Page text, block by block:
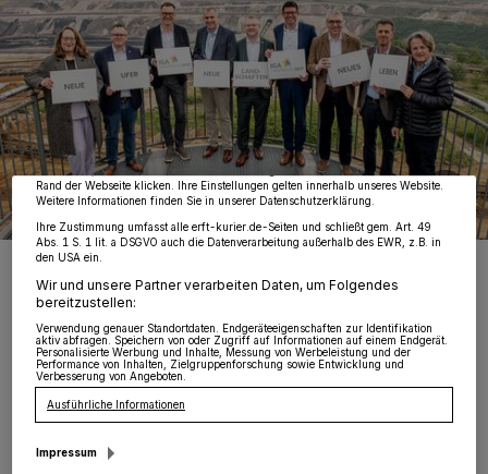
Mit Unterzeichnung des Durchführungsvertrages ist die
Internationale Gartenausstellung am Tagebau Garzweiler 2037
formell besiegelt. Von links: Claudia Schwan-Schmitz (Technische
Beigeordnete der Stadt Mönchengladbach), Sascha Solbach
(Bürgermeister von Bedburg), Dr. Achim Schloemer
(Geschäftsführer Deutsche Bundesgartenschau-Gesellschaft), Dr.
Philipp Zeimetz (Abteilungsleiter Genehmigungen und regionaler
Wandel RWE Power), der Bürgermeister von Jüchen Philipp Sieben,
Stephan Muckel (Bürgermeister von Erkelenz und
Verbandsvorsteher), Jürgen Frantzen (Bürgermeister der
Landgemeinde Titz), Volker Mielchen (Geschäftsführer
Mönchengladbach.
Wir und unsere
-Partner speichern und greifen auf personenbezogene Daten
wie Browserdaten oder eindeutige Kennungen auf Ihrem Gerät zu. Durch Auswahl
von OK aktivieren Sie Tracking-Technologien für die unter „Wir und unsere
Partner verarbeiten Daten, um Ihnen Dienste bereitzustellen“ aufgeführten
Zwecke. Wenn Tracker deaktiviert sind, sind manche Inhalte und Anzeigen
möglicherweise nicht mehr so relevant für Sie. Sie können dieses Menü jederzeit
wieder aufrufen, um Ihre Einstellungen zu ändern oder Ihre Einwilligung zu
widerrufen, indem Sie auf den Link Einstellungen oder Ablehnen am unteren
Rand der Webseite klicken. Ihre Einstellungen gelten innerhalb unseres Website.
Weitere Informationen finden Sie in unserer Datenschutzerklärung.
Ihre Zustimmung umfasst alle erft-kurier.de-Seiten und schließt gem. Art. 49
Abs. 1 S. 1 lit. a DSGVO auch die Datenverarbeitung außerhalb des EWR, z.B. in
den USA ein.
Wir und unsere Partner verarbeiten Daten, um Folgendes
bereitzustellen:
Verwendung genauer Standortdaten. Endgeräteeigenschaften zur Identifikation
aktiv abfragen. Speichern von oder Zugriff auf Informationen auf einem Endgerät.
Personalisierte Werbung und Inhalte, Messung von Werbeleistung und der
Performance von Inhalten, Zielgruppenforschung sowie Entwicklung und
Verbesserung von Angeboten.
Ausführliche Informationen
Impressum